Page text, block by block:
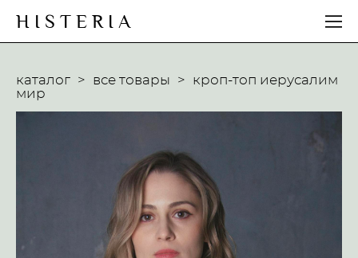
H I S T E R I A
каталог > все товары >
кроп-топ иерусалим
мир